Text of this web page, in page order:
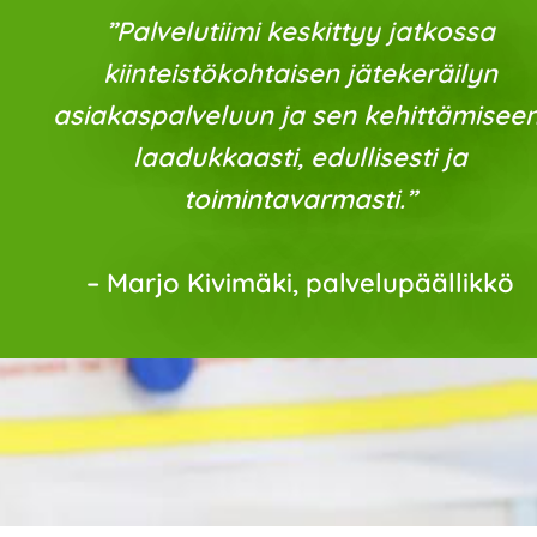
”Palvelutiimi keskittyy jatkossa
kiinteistökohtaisen jätekeräilyn
asiakaspalveluun ja sen
laadukkaasti, edullisesti ja
toimintavarmasti.”
– Marjo Kivimäki, palvelupäällikkö